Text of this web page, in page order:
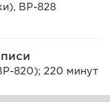
BP-828
820); 220 минут